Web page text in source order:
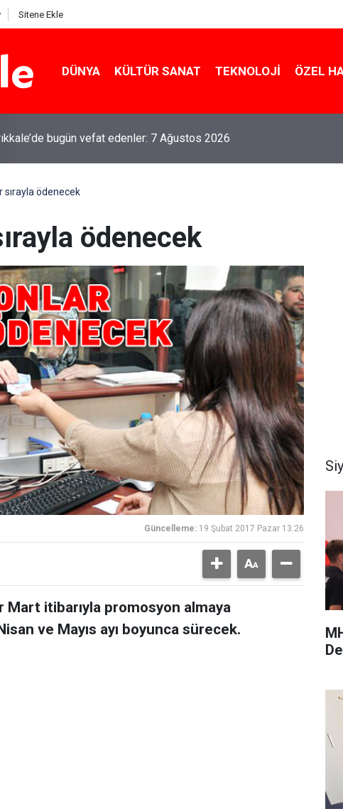
Sitene Ekle
DÜNYA KÜLTÜR SANAT TEKNOLOJI ÖZEL
bugün vefat edenler: 7 Ağustos 2026
sırayla ödenecek
ödenecek
Güncelleme: 19 Şubat 2017 Pazar 13:26
Mart itibarıyla promosyon almaya
ve Mayıs ayı boyunca sürecek.